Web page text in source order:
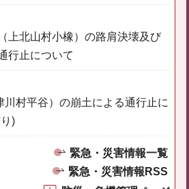
上北山村小橡）の路肩決壊及び
行止について
川村平谷）の崩土による通行止に
)
緊急・災害情報一覧
緊急・災害情報RSS